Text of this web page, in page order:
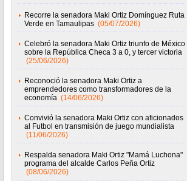
Recorre la senadora Maki Ortiz Domínguez Ruta
Verde en Tamaulipas (05/07/2026)
Celebró la senadora Maki Ortiz triunfo de México
sobre la República Checa 3 a 0, y tercer victoria
(25/06/2026)
Reconoció la senadora Maki Ortiz a
emprendedores como transformadores de la
economía (14/06/2026)
Convivió la senadora Maki Ortiz con aficionados
al Futbol en transmisión de juego mundialista
(11/06/2026)
Respalda senadora Maki Ortiz "Mamá Luchona"
programa del alcalde Carlos Peña Ortiz
(08/06/2026)